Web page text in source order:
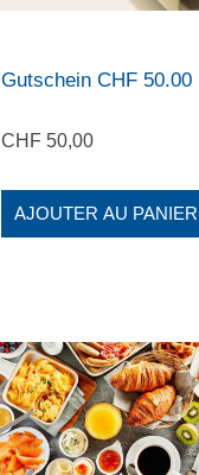
Gutschein CHF 50.00
CHF 50,00